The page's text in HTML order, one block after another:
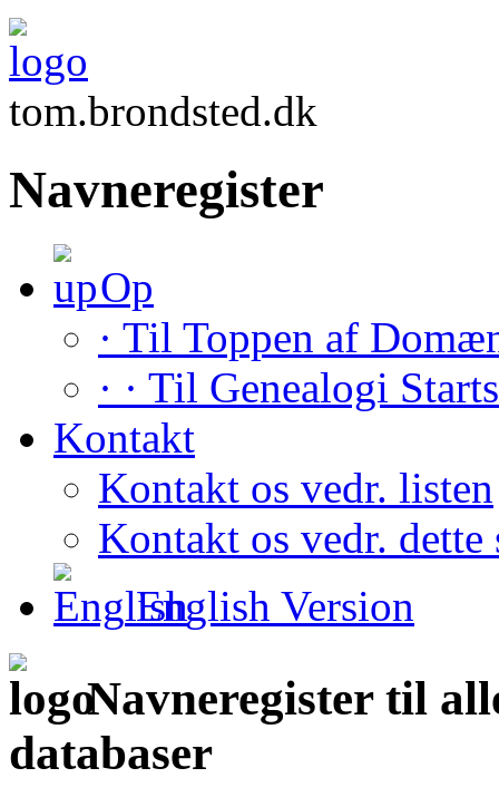
tom.brondsted.dk
Navneregister
Op
· Til Toppen af
· · Til Genealogi
Kontakt
Kontakt os vedr. listen
Kontakt os vedr. dette
English Version
Navneregister til
databaser